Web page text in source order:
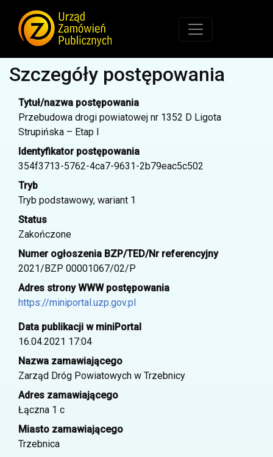
Szczegóły postępowania
Tytuł/nazwa postępowania
Przebudowa drogi powiatowej nr 1352 D Ligota
Strupińska – Etap I
Identyfikator postępowania
354f3713-5762-4ca7-9631-2b79eac5c502
Tryb
Tryb podstawowy, wariant 1
Status
Zakończone
Numer ogłoszenia BZP/TED/Nr referencyjny
2021/BZP 00001067/02/P
Adres strony WWW postępowania
https://miniportal.uzp.gov.pl
Data publikacji w miniPortal
16.04.2021 17:04
Nazwa zamawiającego
Zarząd Dróg Powiatowych w Trzebnicy
Adres zamawiającego
Łączna 1 c
Miasto zamawiającego
Trzebnica